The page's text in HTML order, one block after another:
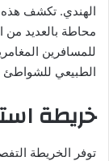
الهندي. تكشف هذه
محاطة بالعديد من
للمسافرين
الطبيعي للشواطئ
خريطة
توفر الخريطة